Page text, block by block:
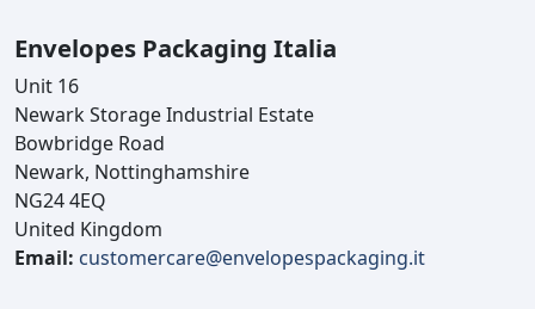
Envelopes Packaging Italia
Unit 16
Newark Storage Industrial Estate
Bowbridge Road
Newark, Nottinghamshire
NG24 4EQ
United Kingdom
Email: customercare@envelopespackaging.it